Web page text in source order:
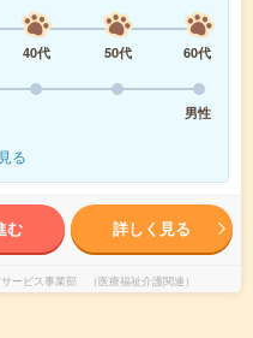
40代 50代
60代
男性
る
む 詳しく見る
ービス事業部 （医療福祉介護関連）